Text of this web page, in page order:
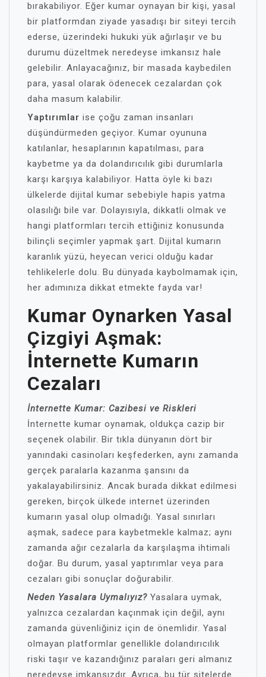
bırakabiliyor. Eğer kumar oynayan bir kişi, yasal
bir platformdan ziyade yasadışı bir siteyi tercih
ederse, üzerindeki hukuki yük ağırlaşır ve bu
durumu düzeltmek neredeyse imkansız hale
gelebilir. Anlayacağınız, bir masada kaybedilen
para, yasal olarak ödenecek cezalardan çok
daha masum kalabilir.
Yaptırımlar ise çoğu zaman insanları
düşündürmeden geçiyor. Kumar oyununa
katılanlar, hesaplarının kapatılması, para
kaybetme ya da dolandırıcılık gibi durumlarla
karşı karşıya kalabiliyor. Hatta öyle ki bazı
ülkelerde dijital kumar sebebiyle hapis yatma
olasılığı bile var. Dolayısıyla, dikkatli olmak ve
hangi platformları tercih ettiğiniz konusunda
bilinçli seçimler yapmak şart. Dijital kumarın
karanlık yüzü, heyecan verici olduğu kadar
tehlikelerle dolu. Bu dünyada kaybolmamak için,
her adımınıza dikkat etmekte fayda var!
Kumar Oynarken Yasal
Çizgiyi Aşmak:
İnternette Kumarın
Cezaları
İnternette Kumar: Cazibesi ve Riskleri
İnternette kumar oynamak, oldukça cazip bir
seçenek olabilir. Bir tıkla dünyanın dört bir
yanındaki casinoları keşfederken, aynı zamanda
gerçek paralarla kazanma şansını da
yakalayabilirsiniz. Ancak burada dikkat edilmesi
gereken, birçok ülkede internet üzerinden
kumarın yasal olup olmadığı. Yasal sınırları
aşmak, sadece para kaybetmekle kalmaz; aynı
zamanda ağır cezalarla da karşılaşma ihtimali
doğar. Bu durum, yasal yaptırımlar veya para
cezaları gibi sonuçlar doğurabilir.
Neden Yasalara Uymalıyız? Yasalara uymak,
yalnızca cezalardan kaçınmak için değil, aynı
zamanda güvenliğiniz için de önemlidir. Yasal
olmayan platformlar genellikle dolandırıcılık
riski taşır ve kazandığınız paraları geri almanız
neredeyse imkansızdır. Ayrıca, bu tür sitelerde